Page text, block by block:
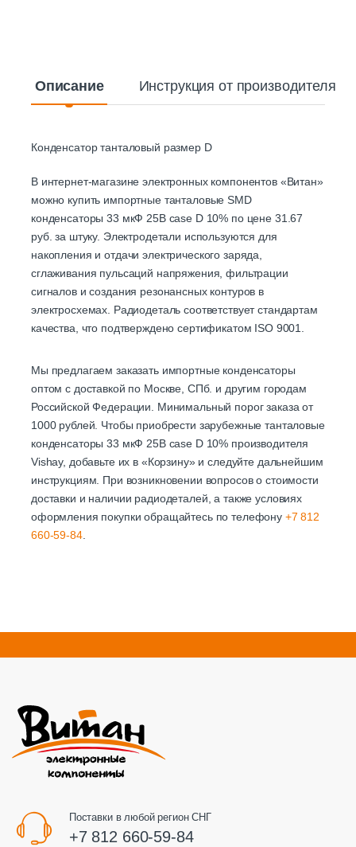
Описание Инструкция от производителя
Конденсатор танталовый размер D
В интернет-магазине электронных компонентов «Витан»
можно купить импортные танталовые SMD
конденсаторы 33 мкФ 25В case D 10% по цене 31.67
руб. за штуку. Электродетали используются для
накопления и отдачи электрического заряда,
сглаживания пульсаций напряжения, фильтрации
сигналов и создания резонансных контуров в
электросхемах. Радиодеталь соответствует стандартам
качества, что подтверждено сертификатом ISO 9001.
Мы предлагаем заказать импортные конденсаторы
оптом с доставкой по Москве, СПб. и другим городам
Российской Федерации. Минимальный порог заказа от
1000 рублей. Чтобы приобрести зарубежные танталовые
конденсаторы 33 мкФ 25В case D 10% производителя
Vishay, добавьте их в «Корзину» и следуйте дальнейшим
инструкциям. При возникновении вопросов о стоимости
доставки и наличии радиодеталей, а также условиях
оформления покупки обращайтесь по телефону +7 812
660-59-84.
Поставки в любой регион СНГ
+7 812 660-59-84